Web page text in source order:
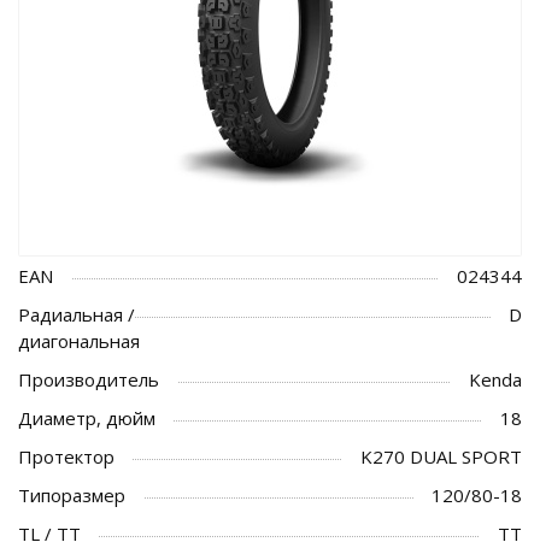
EAN
024344
Радиальная /
диагональная
D
Производитель
Kenda
Диаметр, дюйм
18
Протектор
K270 DUAL SPORT
Типоразмер
120/80-18
TL / TT
TT